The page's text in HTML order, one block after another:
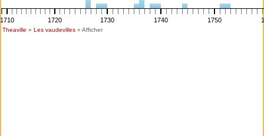
1710 1720 1730 1740 1750
Theaville » Les vaudevilles» Afficher